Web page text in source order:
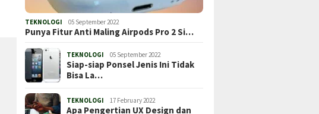
TEKNOLOGI 05 September 2022
Punya Fitur Anti Maling Airpods Pro 2 Si…
TEKNOLOGI 05 September 2022
Siap-siap Ponsel Jenis Ini Tidak
Bisa La…
TEKNOLOGI 17 February 2022
Apa Pengertian UX Design dan